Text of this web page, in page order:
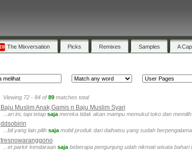
The Mixversation Picks Remixes Samples A
Viewing 72 - 84 of89 matches total
Baju Muslim Anak,Gamis n Baju Muslim Syari
...ari ini, tapi tetap saja mereka tidak akan mampu memukul toko dan
ddsobirin
...bil yang lain pilih saja mobil produk dari daihatsu yang sudah
tresnowaranggono
...et parkir kendaraan saja beberapa pengunjung udah nikmati wisata